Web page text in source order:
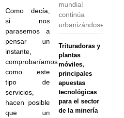
Como decía,
si nos
parasemos a
pensar un
instante,
comprobaríamos
como este
tipo de
servicios,
hacen posible
que un
mundial
continúa
urbanizándose,
Trituradoras y
plantas
móviles,
principales
apuestas
tecnológicas
para el sector
de la minería